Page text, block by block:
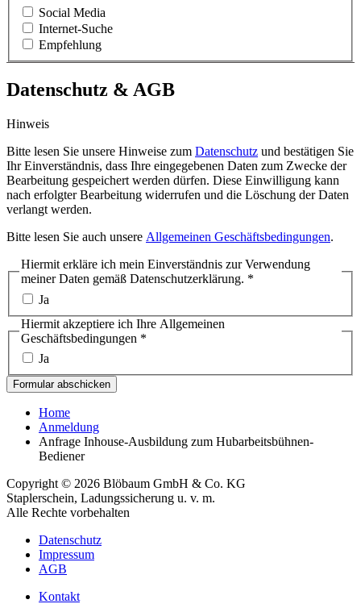
Social Media
Internet-Suche
Empfehlung
Datenschutz & AGB
Hinweis
Bitte lesen Sie unsere Hinweise zum Datenschutz und bestätigen Sie
Ihr Einverständnis, dass Ihre eingegebenen Daten zum Zwecke der
Bearbeitung gespeichert werden dürfen. Diese Einwilligung kann
nach erfolgter Bearbeitung widerrufen und die Löschung der Daten
verlangt werden.
Bitte lesen Sie auch unsere Allgemeinen Geschäftsbedingungen.
Hiermit erkläre ich mein Einverständnis zur Verwendung
meiner Daten gemäß Datenschutzerklärung. *
Ja
Hiermit akzeptiere ich Ihre Allgemeinen
Geschäftsbedingungen *
Ja
Formular abschicken
Home
Anmeldung
Anfrage Inhouse-Ausbildung zum Hubarbeitsbühnen-
Bediener
Copyright © 2026 Blöbaum GmbH & Co. KG
Staplerschein, Ladungssicherung u. v. m.
Alle Rechte vorbehalten
Datenschutz
Impressum
AGB
Kontakt